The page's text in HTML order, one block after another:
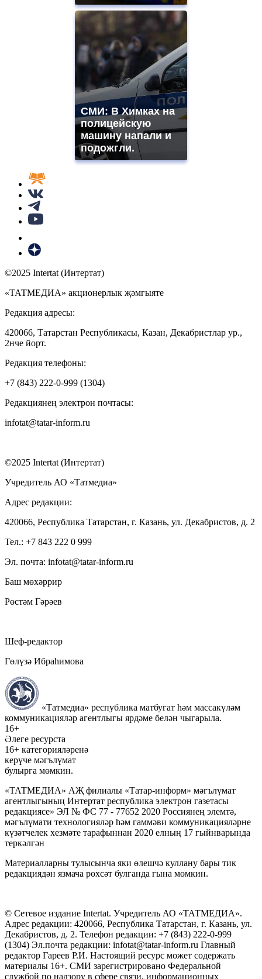
СМИ: В Химках на
полицейскую
машину напали и
подожгли.
©2025 Intertat (Интертат)
«ТАТМЕДИА» акционерлык җәмгыяте
Редакция адресы:
420066, Татарстан Республикасы, Казан, Декабристлар ур.,
2нче йорт.
Редакция телефоны:
+7 (843) 222-0-999 (1304)
Редакциянең электрон почтасы:
infotat@tatar-inform.ru
©2025 Intertat (Интертат)
Учредитель АО «Татмедиа»
Адрес редакции:
420066, Республика Татарстан, г. Казань, ул. Декабристов, д. 2
Тел.: +7 843 222 0 999
Эл. почта: infotat@tatar-inform.ru
Баш мөхәррир
Рөстәм Гәрәев
Шеф-редактор
Гөлүзә Ибраһимова
«Татмедиа» республика матбугат һәм массакүләм
коммуникацияләр агентлыгы ярдәме белән чыгарыла.
16+
Әлеге ресурста
16+ категорияләренә
керүче мәгълүмат
булырга мөмкин.
«ТАТМЕДИА» АҖ филиалы «Татар-информ» мәгълүмат
агентлыгының Интертат республика электрон газетасы
редакциясе» ЭЛ № ФС 77 - 77652 2020 Россиянең элемтә,
мәгълүмати технологияләр һәм гаммәви коммуникацияләрне
күзәтчелек хезмәте тарафыннан 2020 елның 17 гыйнварында
теркәлгән
Материалларны тулысынча яки өлешчә куллану бары тик
редакциядән язмача рөхсәт булганда гына мөмкин.
© Сетевое издание Intertat. Учредитель АО «ТАТМЕДИА».
Адрес редакции: 420066, Республика Татарстан, г. Казань, ул.
Декабристов, д. 2. Телефон редакции: +7 (843) 222-0-999
(1304) Эл.почта редакции: infotat@tatar-inform.ru Главный
редактор Гареев Р.И. Настоящий ресурс может содержать
материалы 16+. СМИ зарегистрировано Федеральной
службой по надзору в сфере связи, информационных